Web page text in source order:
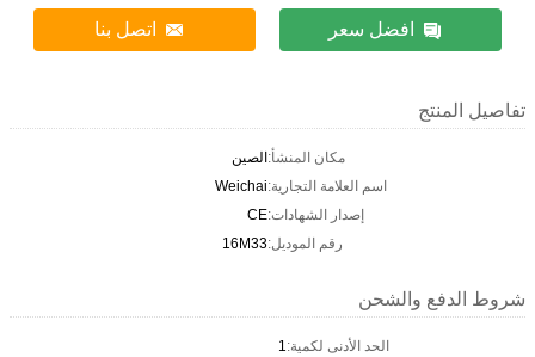
افضل سعر اتصل بنا
تفاصيل المنتج
مكان المنشأ:الصين
اسم العلامة التجارية:Weichai
إصدار الشهادات:CE
رقم الموديل:16M33
شروط الدفع والشحن
الحد الأدنى لكمية:1